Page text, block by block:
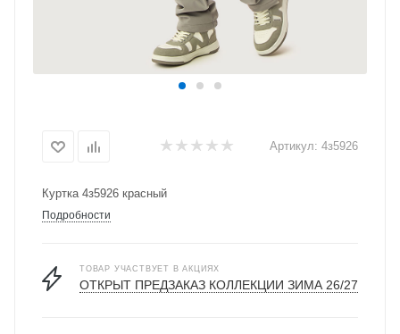
Артикул: 4з5926
Куртка 4з5926 красный
Подробности
ТОВАР УЧАСТВУЕТ В АКЦИЯХ
ОТКРЫТ ПРЕДЗАКАЗ КОЛЛЕКЦИИ ЗИМА 26/27